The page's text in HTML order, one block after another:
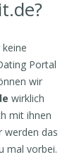
Portal
wir
wirklich
mit ihnen
werden das
mal vorbei.